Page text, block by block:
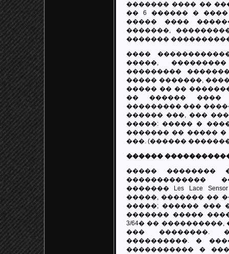
������� ���� ��
�� 6 ������ �
����� ����
�������,
������� ����������
����
�����,
���������
����� �������,
����� �� ��
�� ������ ����
��������� ���
������ ���, ���
�����: ����� �
������� �� �����
���. (������ ���������
������
����� ��������
�������������
������� Les Lace
�����, ������� ��
�����; ������ ���
������� �����
3/64� ��
��� ��������.
����������. �
����������� �